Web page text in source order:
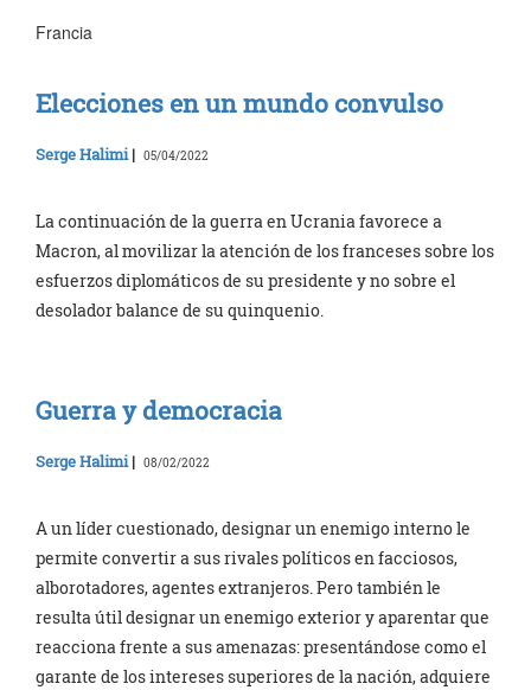
Francia
Elecciones en un mundo convulso
Serge Halimi| 05/04/2022
La continuación de la guerra en Ucrania favorece a
Macron, al movilizar la atención de los franceses sobre los
esfuerzos diplomáticos de su presidente y no sobre el
desolador balance de su quinquenio.
Guerra y democracia
Serge Halimi| 08/02/2022
A un líder cuestionado, designar un enemigo interno le
permite convertir a sus rivales políticos en facciosos,
alborotadores, agentes extranjeros. Pero también le
resulta útil designar un enemigo exterior y aparentar que
reacciona frente a sus amenazas: presentándose como el
garante de los intereses superiores de la nación, adquiere